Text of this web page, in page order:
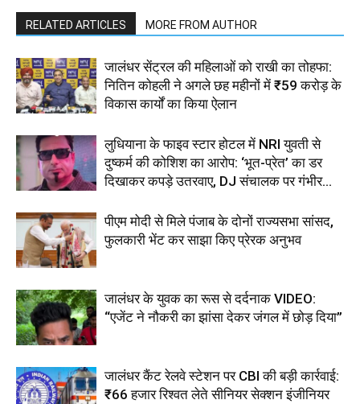
RELATED ARTICLES MORE FROM AUTHOR
जालंधर सेंट्रल की महिलाओं को राखी का तोहफा:
नितिन कोहली ने अगले छह महीनों में ₹59 करोड़ के
विकास कार्यों का किया ऐलान
लुधियाना के फाइव स्टार होटल में NRI युवती से
दुष्कर्म की कोशिश का आरोप: ‘भूत-प्रेत’ का डर
दिखाकर कपड़े उतरवाए, DJ संचालक पर गंभीर...
पीएम मोदी से मिले पंजाब के दोनों राज्यसभा सांसद,
फुलकारी भेंट कर साझा किए प्रेरक अनुभव
जालंधर के युवक का रूस से दर्दनाक VIDEO:
“एजेंट ने नौकरी का झांसा देकर जंगल में छोड़ दिया”
जालंधर कैंट रेलवे स्टेशन पर CBI की बड़ी कार्रवाई:
₹66 हजार रिश्वत लेते सीनियर सेक्शन इंजीनियर